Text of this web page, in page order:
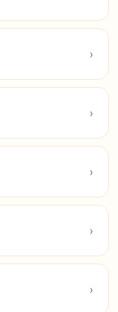
›
›
›
›
›